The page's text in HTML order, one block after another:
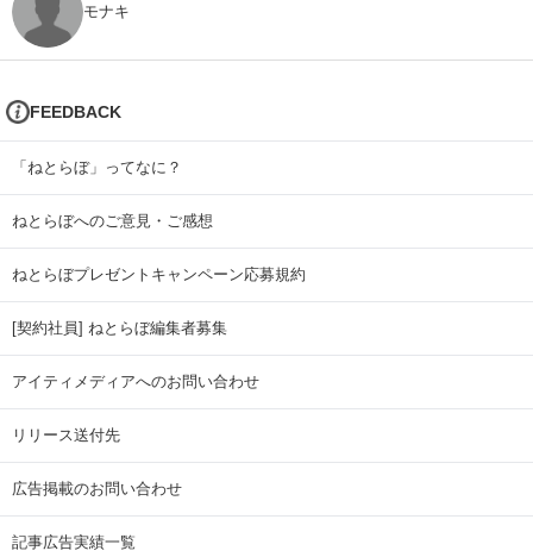
モナキ
FEEDBACK
「ねとらぼ」ってなに？
ねとらぼへのご意見・ご感想
ねとらぼプレゼントキャンペーン応募規約
[契約社員] ねとらぼ編集者募集
アイティメディアへのお問い合わせ
リリース送付先
広告掲載のお問い合わせ
記事広告実績一覧